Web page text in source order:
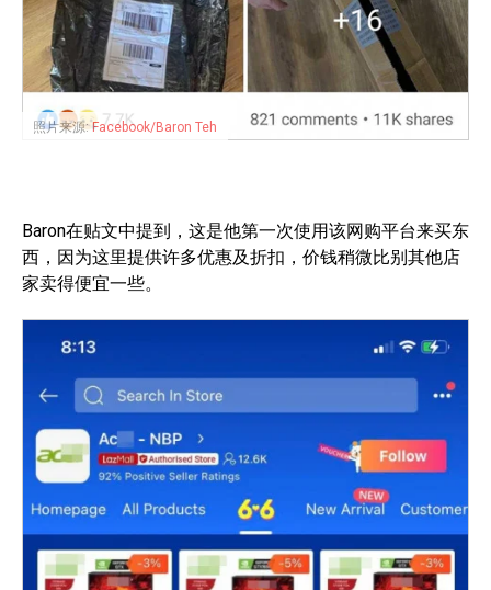
照片来源:Facebook/Baron Teh
Baron在贴文中提到，这是他第一次使用该网购平台来买东
西，因为这里提供许多优惠及折扣，价钱稍微比别其他店
家卖得便宜一些。